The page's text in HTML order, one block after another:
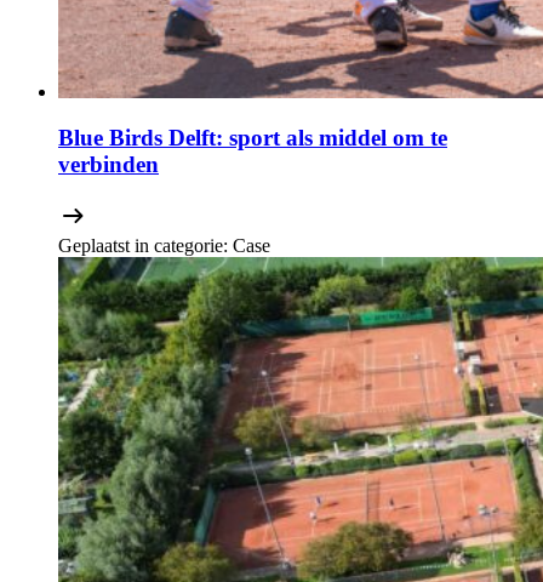
Blue Birds Delft: sport als middel om te
verbinden
Geplaatst in categorie: Case